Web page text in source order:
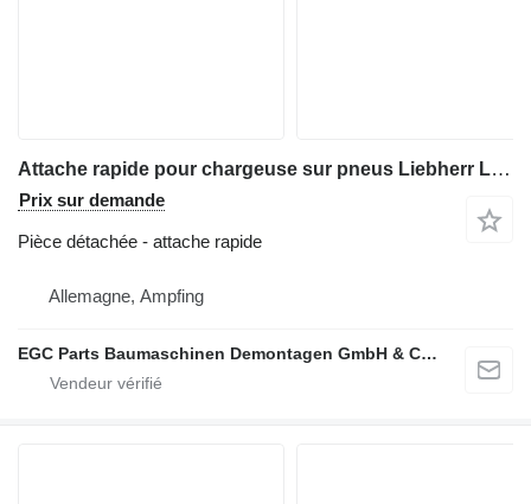
Attache rapide pour chargeuse sur pneus Liebherr L 514
Prix sur demande
Pièce détachée - attache rapide
Allemagne, Ampfing
EGC Parts Baumaschinen Demontagen GmbH & Co. KG